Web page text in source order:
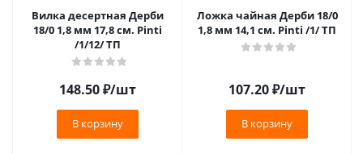
Вилка десертная Дерби
18/0 1,8 мм 17,8 см. Pinti
/1/12/ ТП
148.50₽/шт
В корзину
Ложка чайная Дерби 18/0
1,8 мм 14,1 см. Pinti /1/ ТП
107.20₽/шт
В корзину